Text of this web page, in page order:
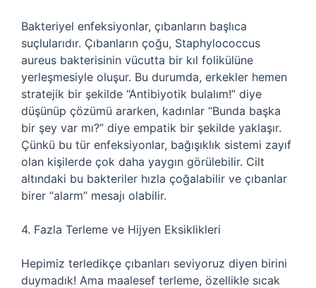
Bakteriyel enfeksiyonlar, çıbanların başlıca
suçlularıdır. Çıbanların çoğu, Staphylococcus
aureus bakterisinin vücutta bir kıl folikülüne
yerleşmesiyle oluşur. Bu durumda, erkekler hemen
stratejik bir şekilde “Antibiyotik bulalım!” diye
düşünüp çözümü ararken, kadınlar “Bunda başka
bir şey var mı?” diye empatik bir şekilde yaklaşır.
Çünkü bu tür enfeksiyonlar, bağışıklık sistemi zayıf
olan kişilerde çok daha yaygın görülebilir. Cilt
altındaki bu bakteriler hızla çoğalabilir ve çıbanlar
birer “alarm” mesajı olabilir.
4. Fazla Terleme ve Hijyen Eksiklikleri
Hepimiz terledikçe çıbanları seviyoruz diyen birini
duymadık! Ama maalesef terleme, özellikle sıcak